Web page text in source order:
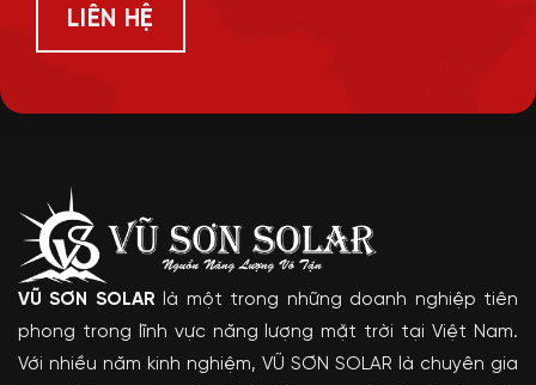
LIÊN HỆ
VŨ SƠN SOLAR là một trong những doanh nghiệp tiên
phong trong lĩnh vực năng lượng mặt trời tại Việt Nam.
Với nhiều năm kinh nghiệm, VŨ SƠN SOLAR là chuyên gia